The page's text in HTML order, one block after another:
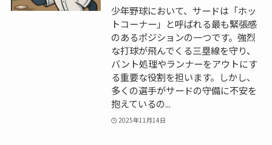
少年野球において、サードは「ホッ
トコーナー」と呼ばれる最も緊張感
のあるポジションの一つです。強烈
な打球が飛んでくる三塁線を守り、
バント処理やランナーをアウトにす
る重要な役割を担います。しかし、
多くの選手がサードの守備に不安を
抱えているの...
2025年11月14日